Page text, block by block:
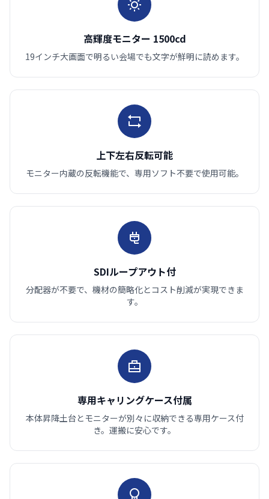
高輝度モニター 1500cd
19インチ大画面で明るい会場でも文字が鮮明に読めます。
上下左右反転可能
モニター内蔵の反転機能で、専用ソフト不要で使用可能。
SDIループアウト付
分配器が不要で、機材の簡略化とコスト削減が実現できま
す。
専用キャリングケース付属
本体昇降土台とモニターが別々に収納できる専用ケース付
き。運搬に安心です。